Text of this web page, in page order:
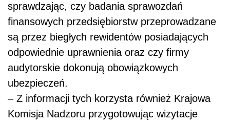
sprawdzając, czy badania sprawozdań
finansowych przedsiębiorstw przeprowadzane
są przez biegłych rewidentów posiadających
odpowiednie uprawnienia oraz czy firmy
audytorskie dokonują obowiązkowych
ubezpieczeń.
– Z informacji tych korzysta również Krajowa
Komisja Nadzoru przygotowując wizytacje